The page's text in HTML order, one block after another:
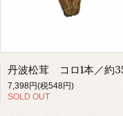
丹波松茸 コロ1本／約
7,398円(税548円)
SOLD OUT